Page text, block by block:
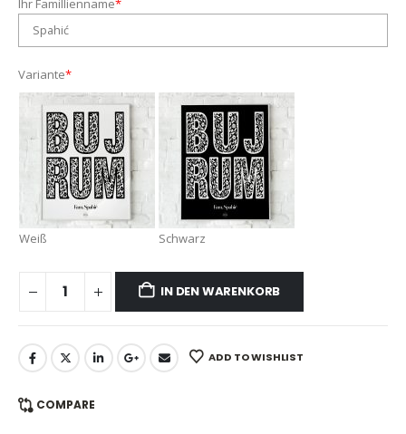
Ihr Famillienname*
Variante*
Weiß Schwarz
IN DEN WARENKORB
ADD TO WISHLIST
COMPARE